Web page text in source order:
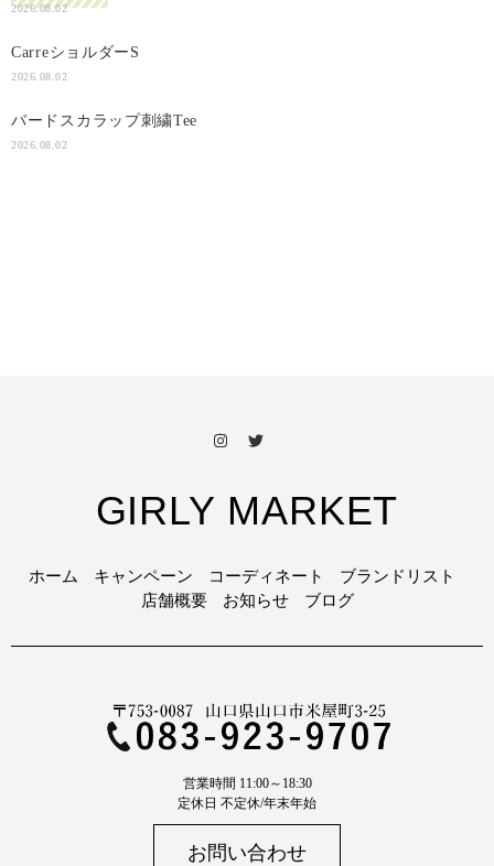
2026.08.02
CarreショルダーS
2026.08.02
バードスカラップ刺繍Tee
2026.08.02
GIRLY MARKET
ホーム キャンペーン コーディネート
ブランドリスト
店舗概要
お知らせ ブログ
営業時間 11:00～18:30
定休日 不定休/年末年始
お問い合わせ